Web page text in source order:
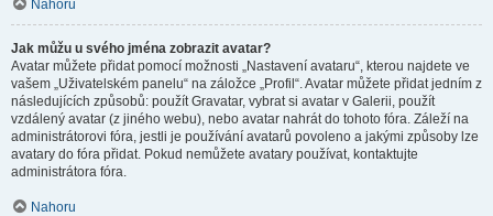
Nahoru
Jak můžu u svého jména zobrazit avatar?
Avatar můžete přidat pomocí možnosti „Nastavení avataru“, kterou najdete ve
vašem „Uživatelském panelu“ na záložce „Profil“. Avatar můžete přidat jedním z
následujících způsobů: použít Gravatar, vybrat si avatar v Galerii, použít
vzdálený avatar (z jiného webu), nebo avatar nahrát do tohoto fóra. Záleží na
administrátorovi fóra, jestli je používání avatarů povoleno a jakými způsoby lze
avatary do fóra přidat. Pokud nemůžete avatary používat, kontaktujte
administrátora fóra.
Nahoru